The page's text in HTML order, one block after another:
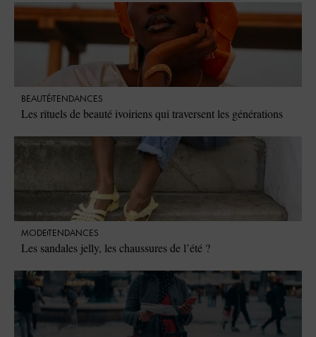
BEAUTÉTENDANCES
Les rituels de beauté ivoiriens qui traversent les générations
MODETENDANCES
Les sandales jelly, les chaussures de l’été ?